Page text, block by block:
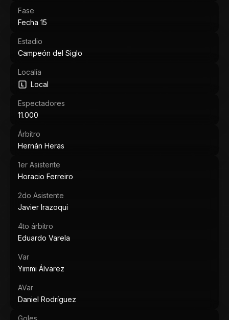
Fase
Fecha 15
Estadio
Campeón del Siglo
Localía
Local
Espectadores
11.000
Árbitro
Hernán Heras
1er Asistente
Horacio Ferreiro
2do Asistente
Javier Irazoqui
4to árbitro
Eduardo Varela
Var
Yimmi Álvarez
AVar
Daniel Rodríguez
Goles